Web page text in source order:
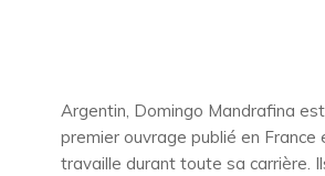
Argentin, Domingo Mandrafina
premier ouvrage publié en
travaille durant toute sa carrière.